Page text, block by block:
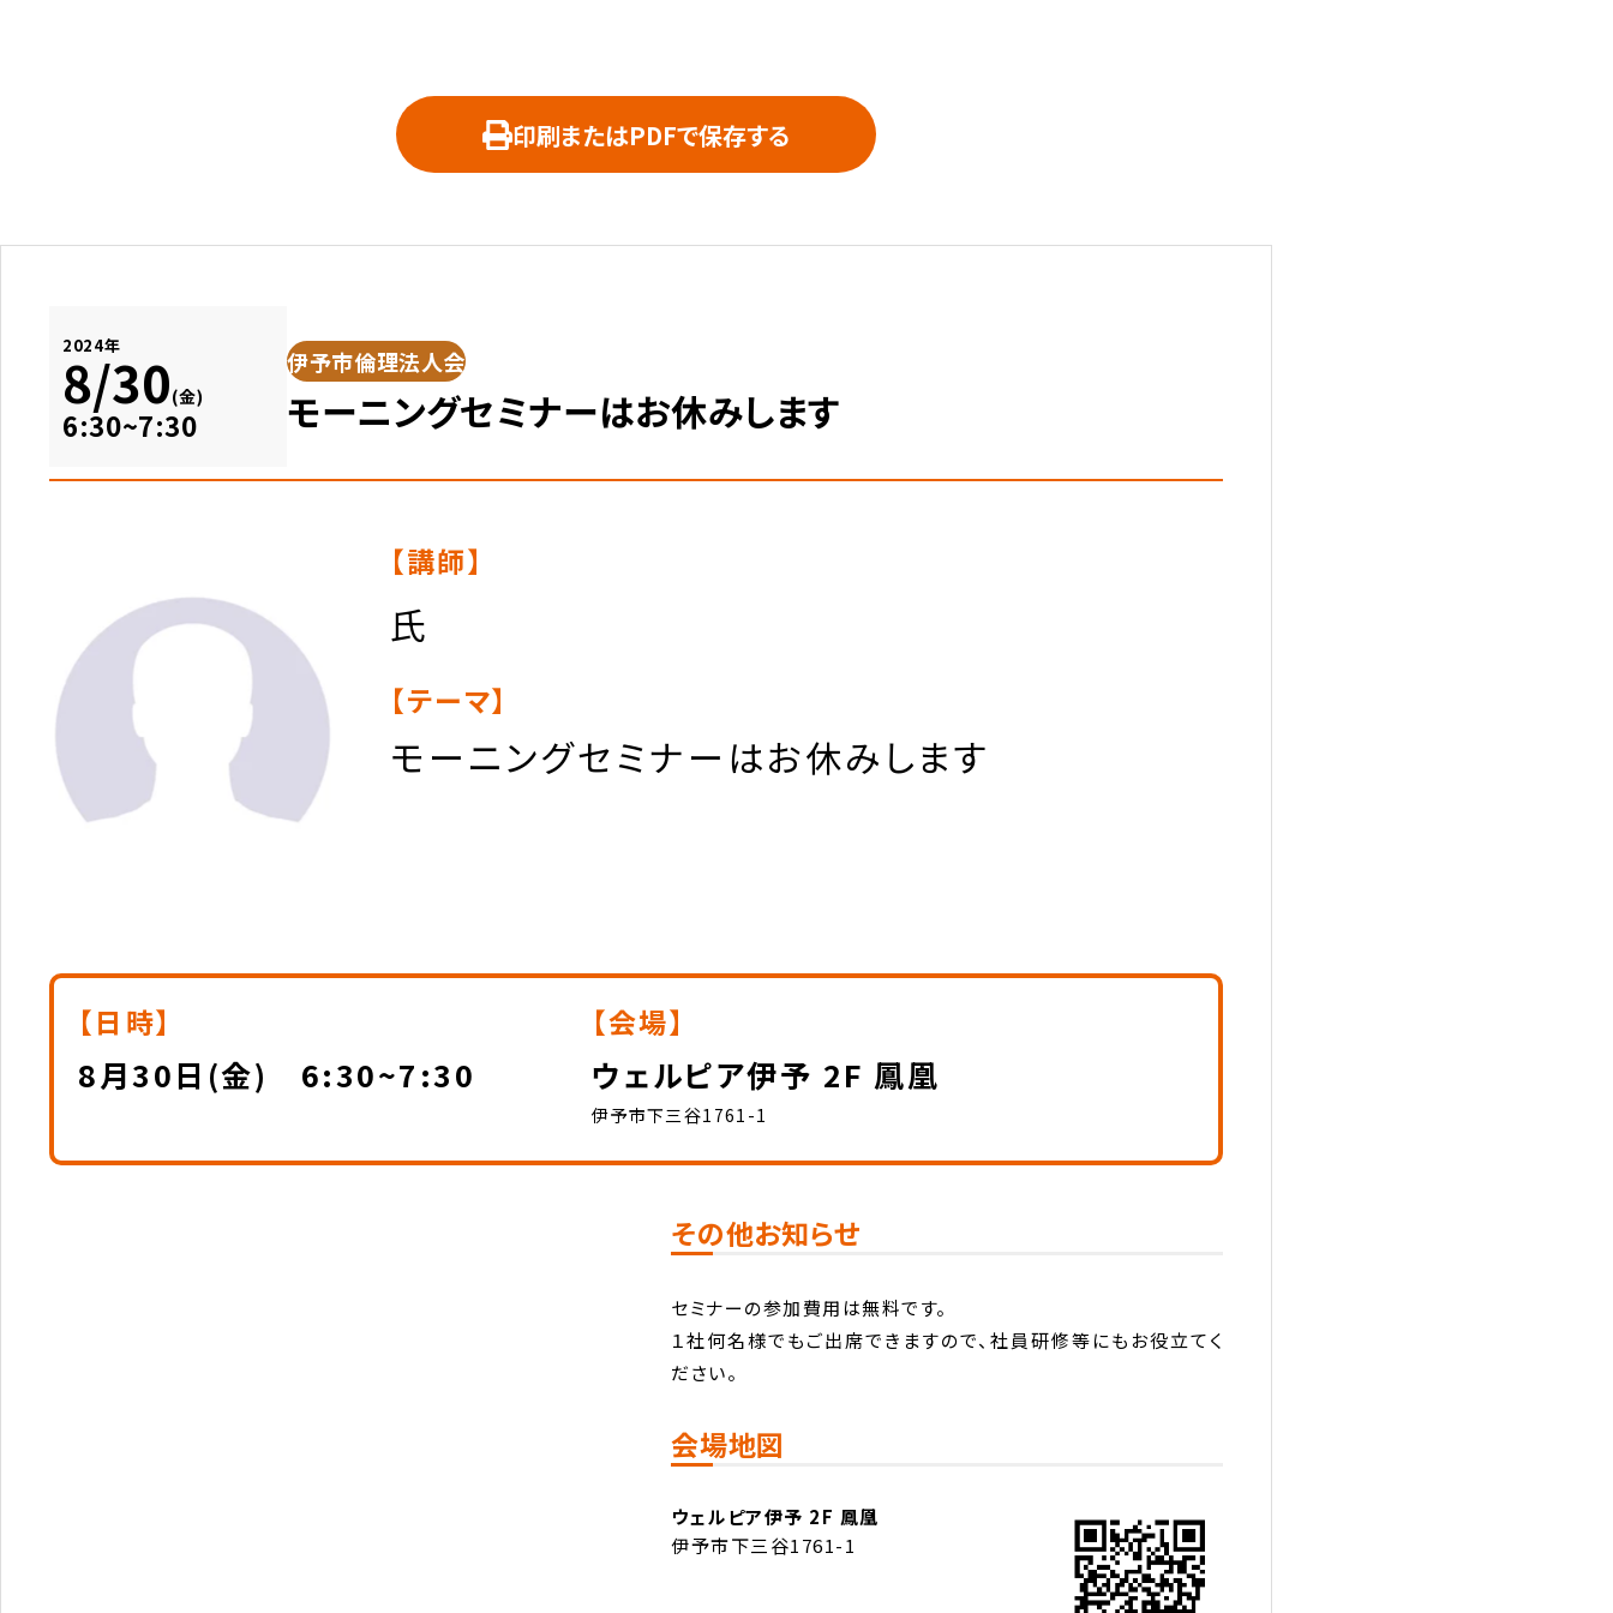
印刷またはPDFで保存する
2024年
8/30(金)
6:30~7:30
伊予市倫理法人会
モーニングセミナーはお休みします
【講師】
氏
【テーマ】
モーニングセミナーはお休みします
【日時】
8月30日(金) 6:30~7:30
【会場】
ウェルピア伊予 2F 鳳凰
伊予市下三谷1761-1
その他お知らせ
セミナーの参加費用は無料です。
１社何名様でもご出席できますので、社員研修等にもお役立てく
ださい。
会場地図
ウェルピア伊予 2F 鳳凰
伊予市下三谷1761-1